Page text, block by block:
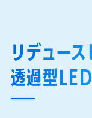
リデュー
透過型